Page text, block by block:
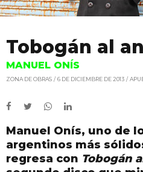
Tobogán al
MANUEL ONÍS
ZONA DE OBRAS 6 DE DICIEMBRE DE 2013
Manuel Onís, uno de
argentinos más
regresa con Tobogán